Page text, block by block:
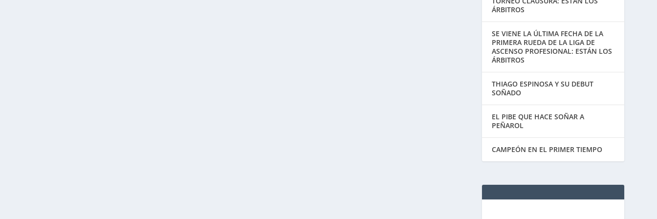
ÁRBITROS
SE VIENE LA ÚLTIMA FECHA DE LA
PRIMERA RUEDA DE LA LIGA DE
ASCENSO PROFESIONAL: ESTÁN LOS
ÁRBITROS
THIAGO ESPINOSA Y SU DEBUT
SOÑADO
EL PIBE QUE HACE SOÑAR A
PEÑAROL
CAMPEÓN EN EL PRIMER TIEMPO